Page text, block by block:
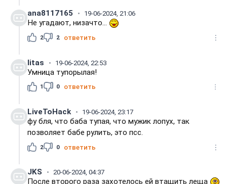
ana8117165 19-06-2024, 21:06
Не угадают, низачто...
2 2 ответить
litas 19-06-2024, 22:53
Умница тупорылая!
1 0 ответить
LiveToHack 19-06-2024, 23:17
фу бля, что баба тупая, что мужик лопух, так
позволяет бабе рулить, это псс.
2 0 ответить
JKS 20-06-2024, 04:37
После второго раза захотелось ей втащить леща